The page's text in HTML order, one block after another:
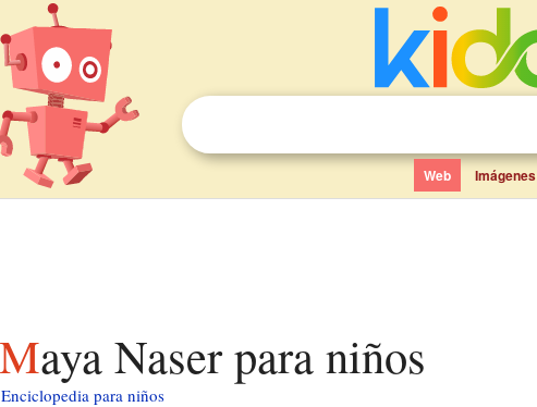
Web Imágenes
Maya Naser para niños
Enciclopedia para niños